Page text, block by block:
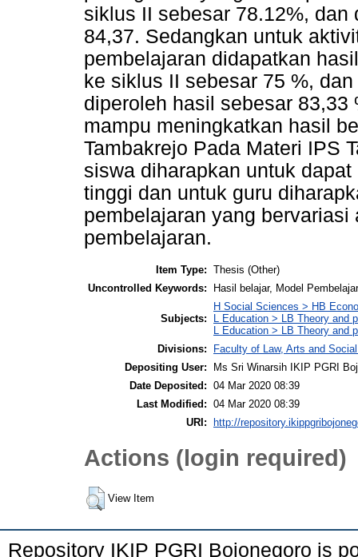
siklus II sebesar 78.12%,
84,37. Sedangkan untuk
pembelajaran didapatkan
ke siklus II sebesar 75 %,
diperoleh hasil sebesar
mampu meningkatkan hasil
Tambakrejo Pada Materi IPS
siswa diharapkan untuk
tinggi dan untuk guru
pembelajaran yang
pembelajaran.
Item Type: Thesis (Other)
Uncontrolled Keywords:
Hasil belajar, Model
Subjects:
H Social Sciences > HB
L Education > LB Theory and
L Education > LB Theory
Divisions:
Faculty of Law, Arts and
Depositing User:
Ms Sri Winarsih IKIP PGRI
Date Deposited: 04 Mar 2020 08:39
Last Modified: 04 Mar 2020 08:39
URI:
http://
Actions (login required)
View Item
Repository IKIP PGRI Bojonegoro is